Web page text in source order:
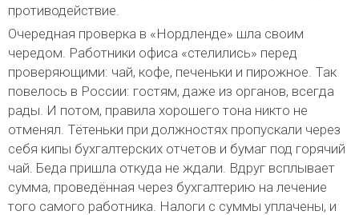
противодействие.
Очередная проверка в «Нордленде» шла своим
чередом. Работники офиса «стелились» перед
проверяющими: чай, кофе, печеньки и пирожное. Так
повелось в России: гостям, даже из органов, всегда
рады. И потом, правила хорошего тона никто не
отменял. Тётеньки при должностях пропускали через
себя кипы бухгалтерских отчетов и бумаг под горячий
чай. Беда пришла откуда не ждали. Вдруг всплывает
сумма, проведённая через бухгалтерию на лечение
того самого работника. Налоги с суммы уплачены, и